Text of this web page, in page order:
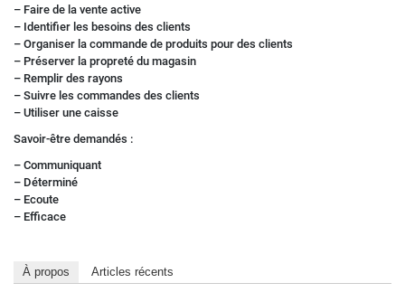
– Faire de la vente active
– Identifier les besoins des clients
– Organiser la commande de produits pour des clients
– Préserver la propreté du magasin
– Remplir des rayons
– Suivre les commandes des clients
– Utiliser une caisse
Savoir-être demandés :
– Communiquant
– Déterminé
– Ecoute
– Efficace
À propos Articles récents